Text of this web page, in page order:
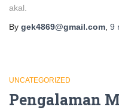
akal.
By gek4869@gmail.com 9
UNCATEGORIZED
Pengalaman